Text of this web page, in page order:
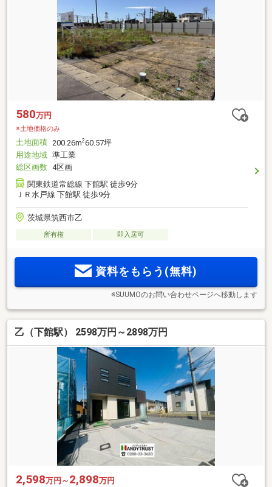
580万円
※土地価格のみ
土地面積 200.26m260.57坪
用途地域 準工業
総区画数 4区画
関東鉄道常総線 下館駅 徒歩9分
ＪＲ水戸線 下館駅 徒歩9分
茨城県筑西市乙
所有権 即入居可
資料をもらう(無料)
※SUUMOのお問い合わせページへ移動します
乙（下館駅） 2598万円～2898万円
2,598万円～ 2,898万円